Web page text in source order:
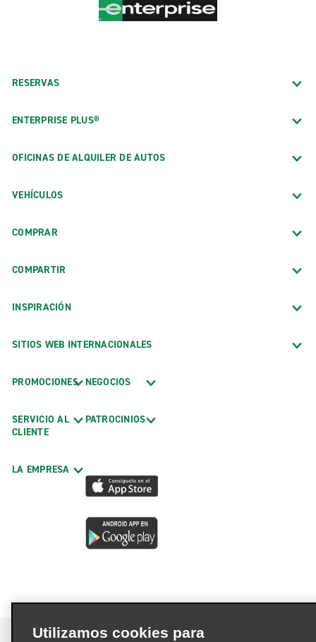
RESERVAS
ENTERPRISE PLUS®
OFICINAS DE ALQUILER DE AUTOS
VEHÍCULOS
COMPRAR
COMPARTIR
INSPIRACIÓN
SITIOS WEB INTERNACIONALES
PROMOCIONES
SERVICIO AL
CLIENTE
LA EMPRESA
NEGOCIOS
PATROCINIOS
Utilizamos cookies para